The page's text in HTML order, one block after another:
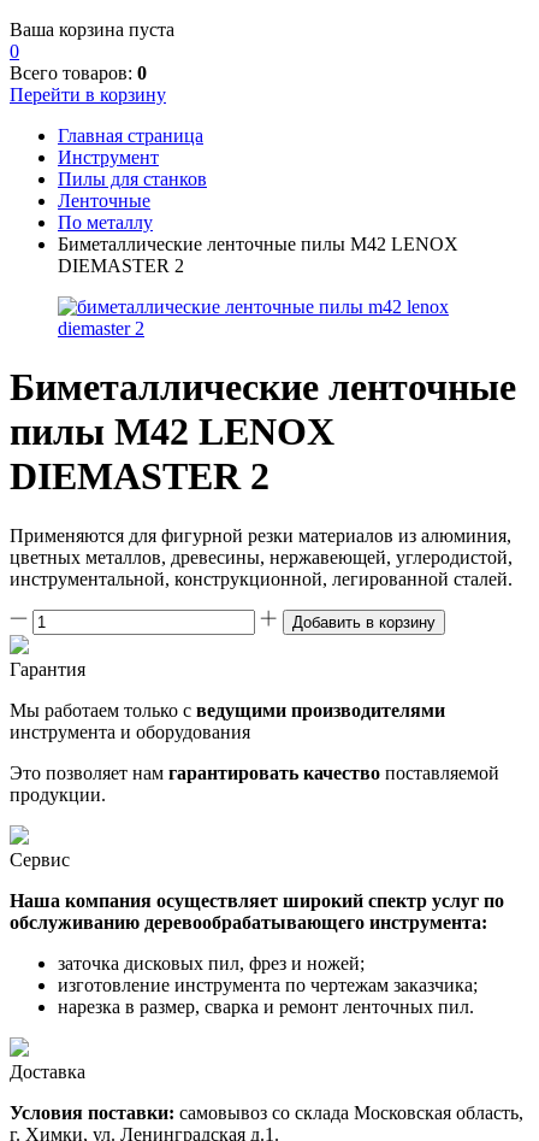
Ваша корзина пуста
0
Всего товаров: 0
Перейти в корзину
Главная страница
Инструмент
Пилы для станков
Ленточные
По металлу
Биметаллические ленточные пилы M42 LENOX
DIEMASTER 2
Биметаллические ленточные
пилы M42 LENOX
DIEMASTER 2
Применяются для фигурной резки материалов из алюминия,
цветных металлов, древесины, нержавеющей, углеродистой,
инструментальной, конструкционной, легированной сталей.
Добавить в корзину
Гарантия
Мы работаем только с ведущими производителями
инструмента и оборудования
Это позволяет нам гарантировать качество поставляемой
продукции.
Сервис
Наша компания осуществляет широкий спектр услуг по
обслуживанию деревообрабатывающего инструмента:
заточка дисковых пил, фрез и ножей;
изготовление инструмента по чертежам заказчика;
нарезка в размер, сварка и ремонт ленточных пил.
Доставка
Условия поставки: самовывоз со склада Московская область,
г. Химки, ул. Ленинградская д.1.